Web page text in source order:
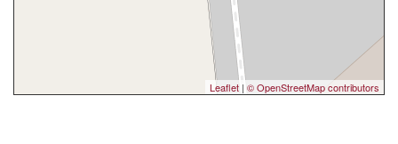
Leaflet | © OpenStreetMap contributors